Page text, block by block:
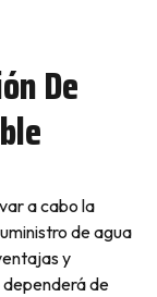
De
a cabo la
de agua
y
de